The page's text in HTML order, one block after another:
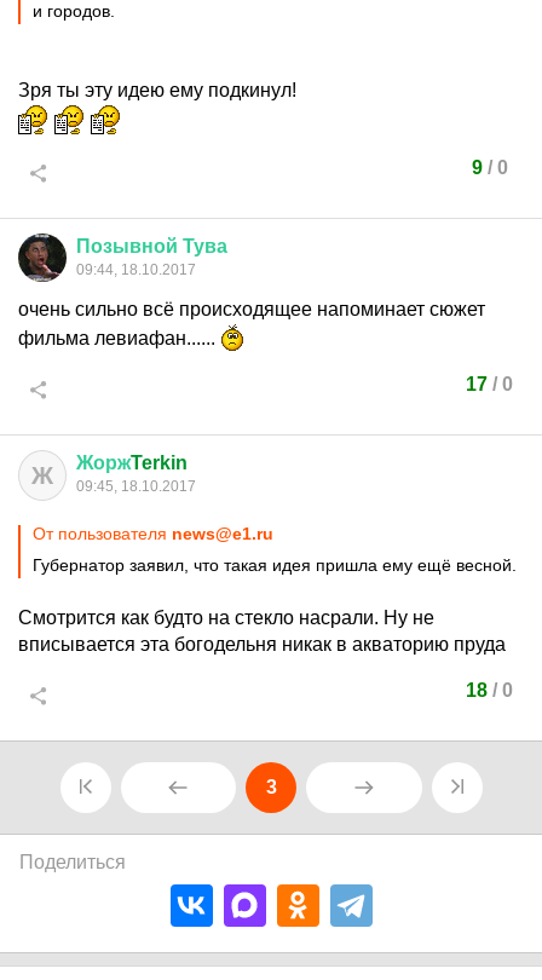
и городов.
Зря ты эту идею ему подкинул!
9/ 0
Позывной Тува
09:44, 18.10.2017
очень сильно всё происходящее напоминает сюжет
фильма левиафан......
17 / 0
Ж ЖоржTerkin
09:45, 18.10.2017
От пользователя news@e1.ru
Губернатор заявил, что такая идея пришла ему ещё весной.
Смотрится как будто на стекло насрали. Ну не
вписывается эта богодельня никак в акваторию пруда
18 / 0
3
Поделиться